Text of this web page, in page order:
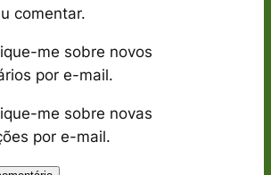
comentar.
me sobre novos
por e-mail.
me sobre novas
por e-mail.